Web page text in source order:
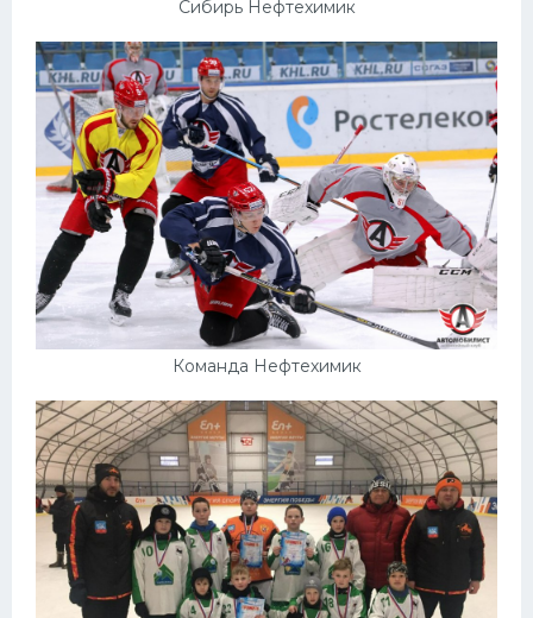
Сибирь Нефтехимик
Команда Нефтехимик